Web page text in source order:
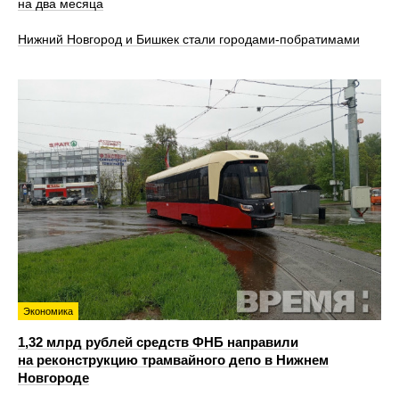
на два месяца
Нижний Новгород и Бишкек стали городами-побратимами
Экономика
1,32 млрд рублей средств ФНБ направили
на реконструкцию трамвайного депо в Нижнем
Новгороде